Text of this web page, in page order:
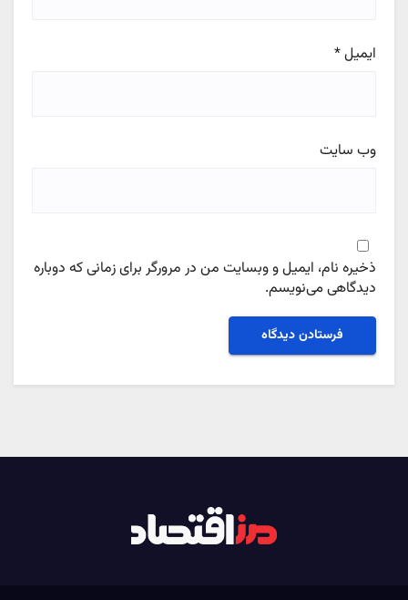
ایمیل*
وب‌ سایت
ذخیره نام، ایمیل و وبسایت من در مرورگر برای زمانی که دوباره
دیدگاهی می‌نویسم.